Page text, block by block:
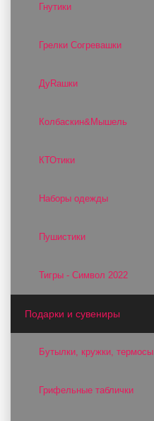
Гнутики
Грелки Согревашки
ДуRашки
Колбаскин&Мышель
КТОтики
Наборы одежды
Пушистики
Тигры - Символ 2022
Подарки и сувениры
Бутылки, кружки, термосы
Грифельные таблички